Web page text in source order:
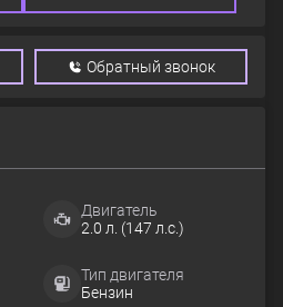
Двигатель
2.0 л. (147 л.с.)
Тип двигателя
Бензин
Обратный звонок